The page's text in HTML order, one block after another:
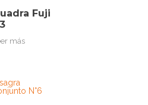
Fuji
más